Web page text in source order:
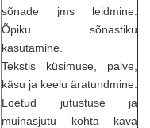
sõnade jms leidmine.
Õpiku sõnastiku
kasutamine.
Tekstis küsimuse, palve,
käsu ja keelu äratundmine.
Loetud jutustuse ja
muinasjutu kohta kava